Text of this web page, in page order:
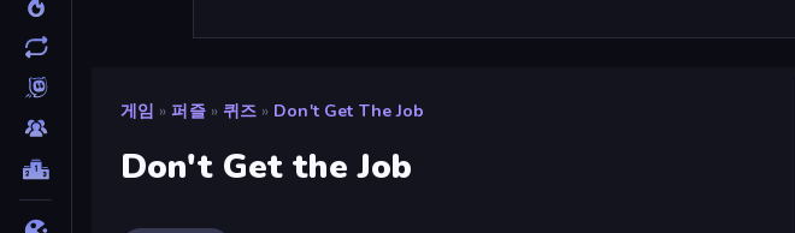
게임 » 퍼즐 » 퀴즈 » Don't Get The Job
Don't Get the Job